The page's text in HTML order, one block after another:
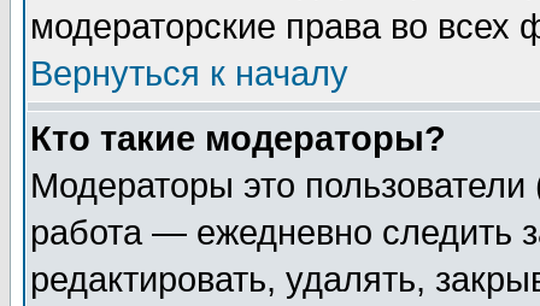
модераторские права во всех
Вернуться к началу
Кто такие модераторы?
Модераторы это
работа — ежедневно следить
редактировать, удалять,